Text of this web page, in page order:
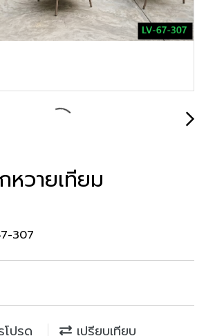
หวายเทียม
307
โปรด เปรียบเทียบ